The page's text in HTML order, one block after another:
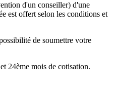
d'un conseiller) d'une
est offert selon les conditions et
de soumettre votre
24ème mois de cotisation.